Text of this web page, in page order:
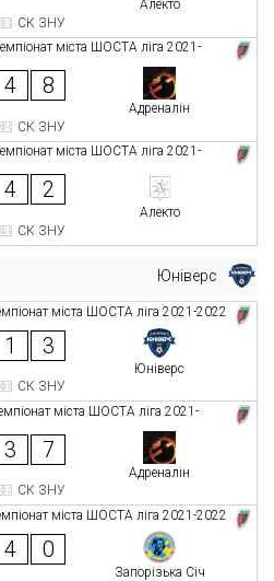
Алекто
СК ЗНУ
міста ШОСТА ліга 2021-
4 8
Адреналін
СК ЗНУ
міста ШОСТА ліга 2021-
4 2
Алекто
СК ЗНУ
Юніверс
міста ШОСТА ліга 2021-2022
1 3
Юніверс
СК ЗНУ
міста ШОСТА ліга 2021-
3 7
Адреналін
СК ЗНУ
міста ШОСТА ліга 2021-2022
4 0
Запорізька Січ